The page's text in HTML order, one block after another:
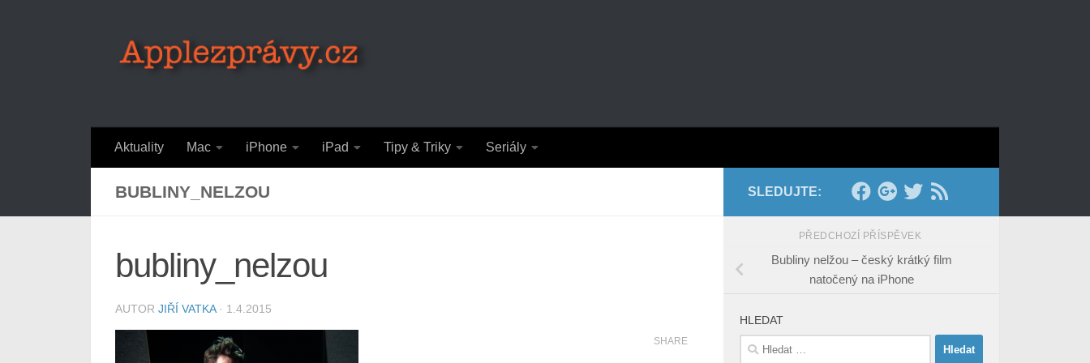
Aktuality Mac iPhone iPad Tipy & Triky Seriály
BUBLINY_NELZOU
bubliny_nelzou
AUTOR JIŘÍ VATKA · 1.4.2015
SHARE
SLEDUJTE:
PŘEDCHOZÍ PŘÍSPĚVEK
Bubliny nelžou – český krátký film
natočený na iPhone
HLEDAT
Vyhledávání